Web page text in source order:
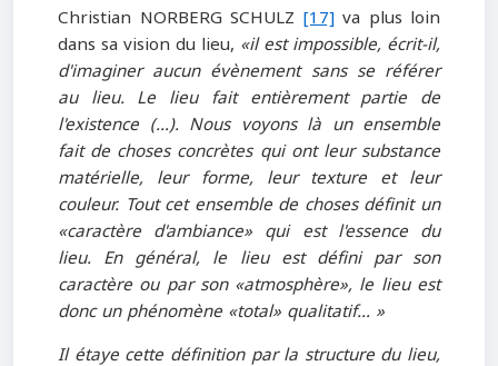
Christian NORBERG SCHULZ [17]va plus loin
dans sa vision du lieu, «il est impossible, écrit-il,
d'imaginer aucun évènement sans se référer
au lieu. Le lieu fait entièrement partie de
l'existence (…). Nous voyons là un ensemble
fait de choses concrètes qui ont leur substance
matérielle, leur forme, leur texture et leur
couleur. Tout cet ensemble de choses définit un
«caractère d'ambiance» qui est l'essence du
lieu. En général, le lieu est défini par son
caractère ou par son «atmosphère», le lieu est
donc un phénomène «total» qualitatif… »
Il étaye cette définition par la structure du lieu,